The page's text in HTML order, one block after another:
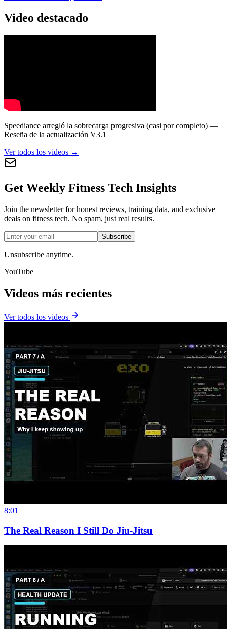
Video destacado
Speediance arregló la sobrecarga progresiva (casi por completo) —
Reseña de la actualización V3.1
Ver todos los videos →
Get Weekly Fitness Tech Insights
Join the newsletter for honest reviews, training data, and exclusive
deals on fitness tech. No spam, just real results.
Subscribe
Unsubscribe anytime.
YouTube
Videos más recientes
Ver todos los videos
8:01
The Real Reason I Still Do Jiu-Jitsu